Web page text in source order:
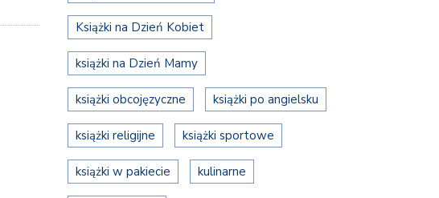
Książki na Dzień Kobiet
książki na Dzień Mamy
książki obcojęzyczne książki po angielsku
książki religijne książki sportowe
książki w pakiecie kulinarne